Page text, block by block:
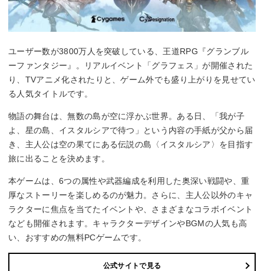
ユーザー数が3800万人を突破している、王道RPG『グランブル
ーファンタジー』。リアルイベント「グラフェス」が開催された
り、TVアニメ化されたりと、ゲーム外でも盛り上がりを見せてい
る人気タイトルです。
物語の舞台は、無数の島が空に浮かぶ世界。ある日、「我が子
よ、星の島、イスタルシアで待つ」という内容の手紙が父から届
き、主人公は空の果てにある伝説の島〈イスタルシア〉を目指す
旅に出ることを決めます。
本ゲームは、6つの属性や武器編成を利用した奥深い戦闘や、重
厚なストーリーを楽しめるのが魅力。さらに、主人公以外のキャ
ラクターに焦点を当てたイベントや、さまざまなコラボイベント
なども開催されます。キャラクターデザインやBGMの人気も高
い、おすすめの無料PCゲームです。
公式サイトで見る